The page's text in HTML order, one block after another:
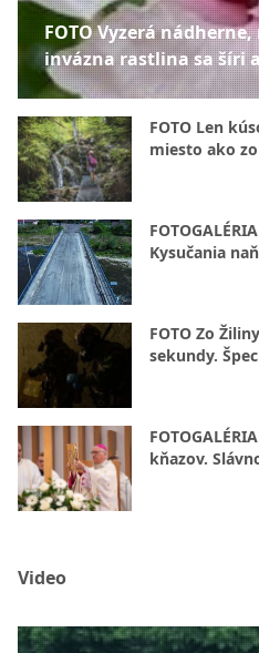
FOTO Vyzerá
invázna rastlina sa šíri
FOTO Len
miesto ako
Kysučania
FOTO Zo
sekundy.
kňazov.
Video